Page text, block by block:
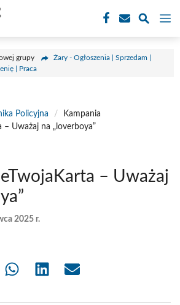
grupy
Żary - Ogłoszenia | Sprzedam |
| Praca
Policyjna /
Kampania
– Uważaj na „loverboya”
– Uważaj
2025 r.
Share Share Share